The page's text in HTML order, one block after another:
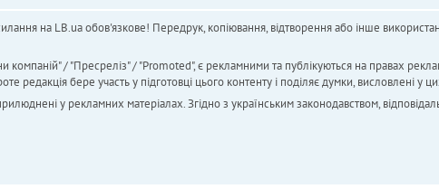
на LB.ua обов'язкове! Передрук, копіювання, відтворення або інше
компаній" / "Пресреліз" / "Promoted", є рекламними та публікуються на правах
бере участь у підготовці цього контенту і поділяє думки, висловлені у
у рекламних матеріалах. Згідно з українським законодавством,